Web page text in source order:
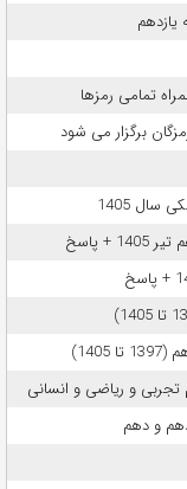
تمامی رمزها
1405
و ریاضی و انسانی
و دهم